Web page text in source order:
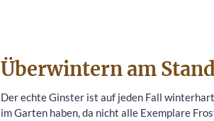
Überwintern am
Der echte Ginster ist auf jeden Fall
im Garten haben, da nicht alle Exemplare